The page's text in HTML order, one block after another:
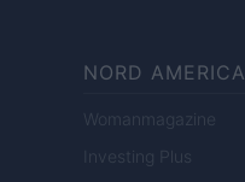
NORD AMERICA
Womanmagazine
Investing Plus